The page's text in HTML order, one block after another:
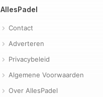
AllesPadel
Contact
Adverteren
Privacybeleid
Algemene Voorwaarden
Over AllesPadel